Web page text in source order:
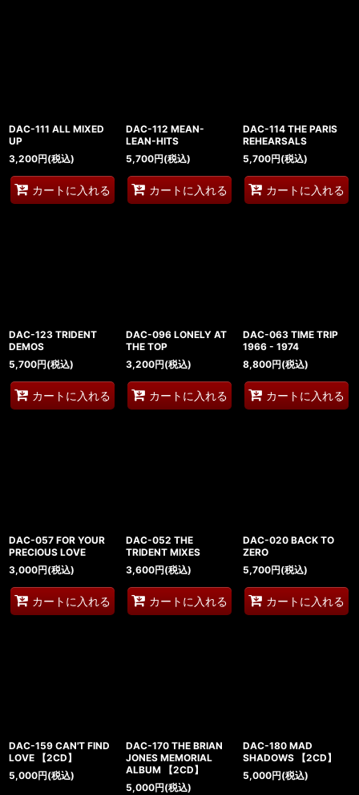
DAC-111 ALL MIXED
UP
3,200円(税込)
カートに入れる
DAC-112 MEAN-
LEAN-HITS
5,700円(税込)
カートに入れる
DAC-114 THE PARIS
REHEARSALS
5,700円(税込)
カートに入れる
DAC-123 TRIDENT
DEMOS
5,700円(税込)
カートに入れる
DAC-096 LONELY AT
THE TOP
3,200円(税込)
カートに入れる
DAC-063 TIME TRIP
1966 - 1974
8,800円(税込)
カートに入れる
DAC-057 FOR YOUR
PRECIOUS LOVE
3,000円(税込)
カートに入れる
DAC-052 THE
TRIDENT MIXES
3,600円(税込)
カートに入れる
DAC-020 BACK TO
ZERO
5,700円(税込)
カートに入れる
DAC-159 CAN'T FIND
LOVE 【2CD】
5,000円(税込)
DAC-170 THE BRIAN
JONES MEMORIAL
ALBUM 【2CD】
5,000円(税込)
DAC-180 MAD
SHADOWS 【2CD】
5,000円(税込)